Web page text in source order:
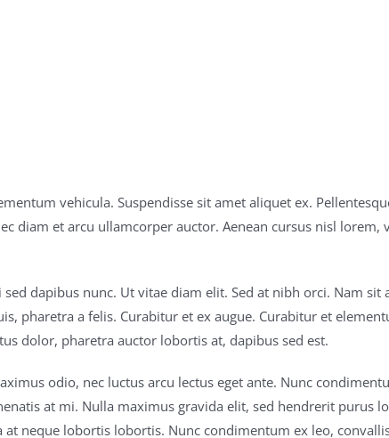
vehicula. Suspendisse sit amet aliquet ex.
diam et arcu ullamcorper auctor. Aenean cursus nisl lorem,
dapibus nunc. Ut vitae diam elit. Sed at nibh orci. Nam sit
pharetra a felis. Curabitur et ex augue. Curabitur et
dolor, pharetra auctor lobortis at, dapibus sed est.
odio, nec luctus arcu lectus eget ante. Nunc
at mi. Nulla maximus gravida elit, sed hendrerit purus
neque lobortis lobortis. Nunc condimentum ex leo,